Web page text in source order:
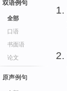
双语例句
全部
口语
书面语
论文
原声例句